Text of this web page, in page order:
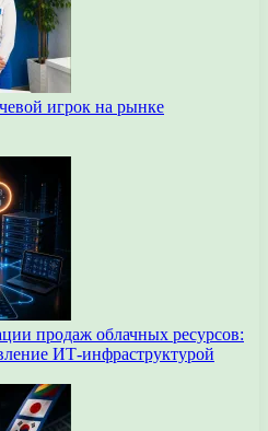
игрок на рынке
продаж облачных ресурсов:
ИТ-инфраструктурой